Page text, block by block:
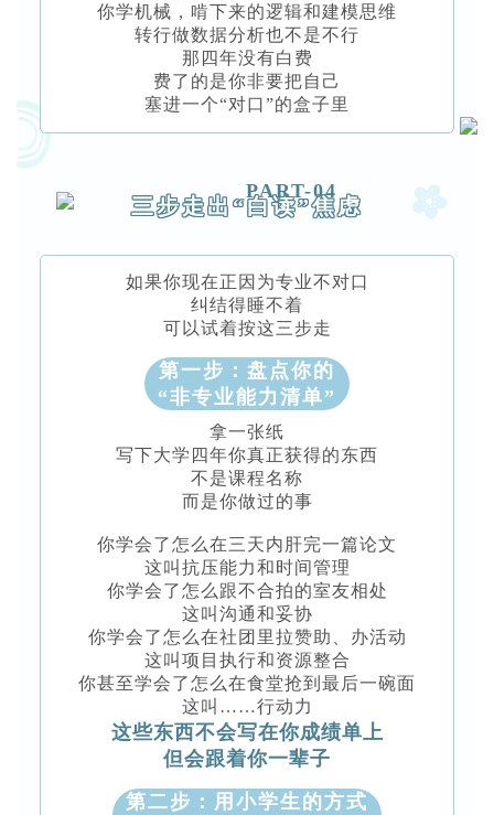
你学机械，啃下来的逻辑和建模思维
转行做数据分析也不是不行
那四年没有白费
费了的是你非要把自己
塞进一个“对口”的盒子里
PART-04
三步走出“白读”焦虑
如果你现在正因为专业不对口
纠结得睡不着
可以试着按这三步走
第一步：盘点你的
“非专业能力清单”
拿一张纸
写下大学四年你真正获得的东西
不是课程名称
而是你做过的事
你学会了怎么在三天内肝完一篇论文
这叫抗压能力和时间管理
你学会了怎么跟不合拍的室友相处
这叫沟通和妥协
你学会了怎么在社团里拉赞助、办活动
这叫项目执行和资源整合
你甚至学会了怎么在食堂抢到最后一碗面
这叫……行动力
这些东西不会写在你成绩单上
但会跟着你一辈子
第二步：用小学生的方式